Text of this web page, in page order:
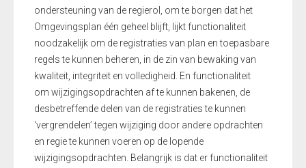
ondersteuning van de regierol, omte borgen dat het
Omgevingsplan één geheel blijft
ijkt functionaliteit
noodzakelijk om de registraties van plan entoepasbare
regels te kunnen beheren, in de zin van bewaking van
kwaliteit, integriteit en volledigheid. En functionaliteit
om wijzigingsopdrachten af te kunnen bakenen, de
desbetreffende delen van de registraties te kunnen
‘vergrendelen’ tegen wijziging door andere opdrachten
en regie te kunnen voeren op de lopende
wijzigingsopdrachten. Belangrijk is dat er functionaliteit